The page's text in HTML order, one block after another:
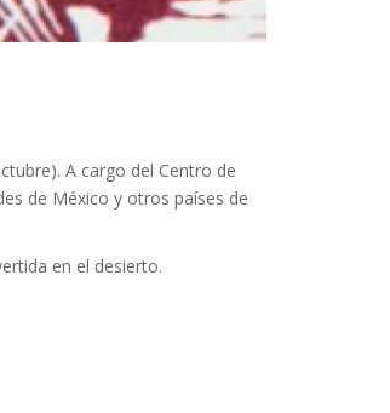
A cargo del Centro de
de México y otros países de
en el desierto.